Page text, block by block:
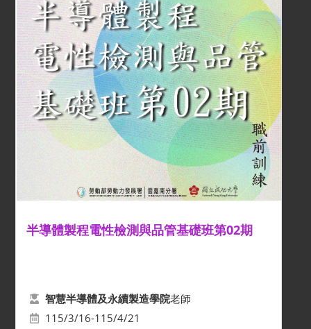
半導體製程電性檢測與品管基礎班第02期
智慧半導體及永續製造學院老師
115/3/16-115/4/21